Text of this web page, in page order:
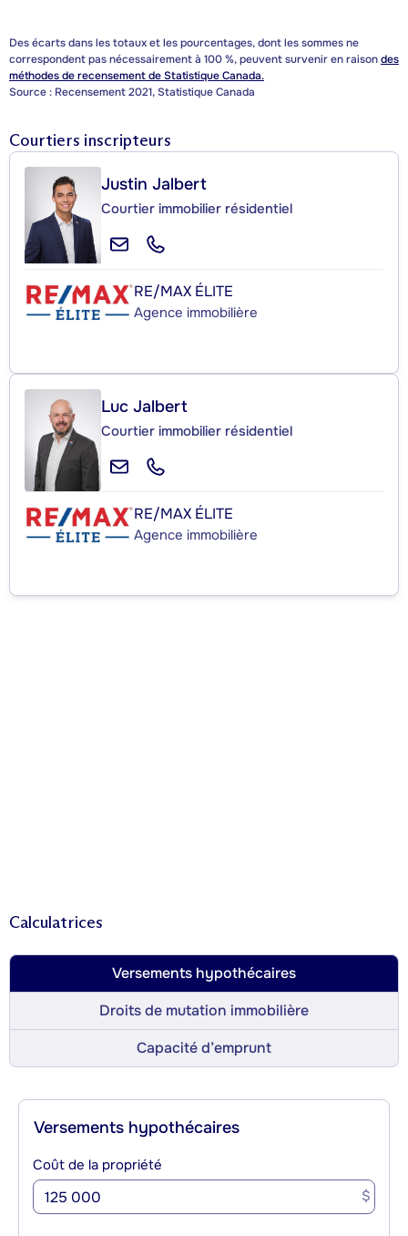
Des écarts dans les totaux et les pourcentages, dont les sommes ne
correspondent pas nécessairement à 100 %, peuvent survenir en raisondes
méthodes de recensement de Statistique Canada.
Source : Recensement 2021, Statistique Canada
Courtiers inscripteurs
Justin Jalbert
Courtier immobilier résidentiel
RE/MAX ÉLITE
Agence immobilière
Luc Jalbert
Courtier immobilier résidentiel
RE/MAX ÉLITE
Agence immobilière
Calculatrices
Versements hypothécaires
Droits de mutation immobilière
Capacité d’emprunt
Versements hypothécaires
Coût de la propriété
$